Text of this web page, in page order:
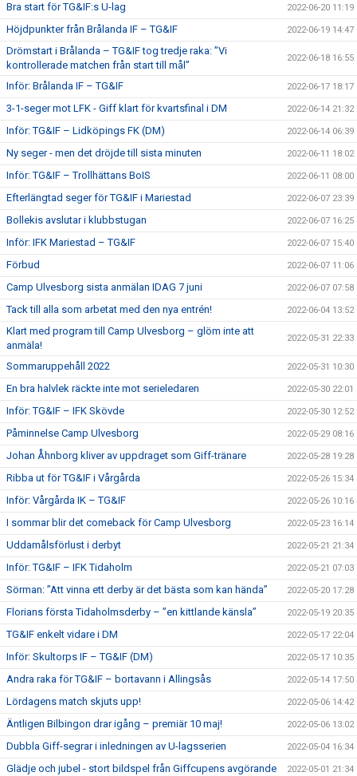
Bra start för TG&IF:s U-lag 2022-06-20 11:19
Höjdpunkter från Brålanda IF – TG&IF 2022-06-19 14:47
Drömstart i Brålanda – TG&IF tog tredje raka: ”Vi
kontrollerade matchen från start till mål”
2022-06-18 16:55
Inför: Brålanda IF – TG&IF 2022-06-17 18:17
3-1-seger mot LFK - Giff klart för kvartsfinal i DM 2022-06-14 21:32
Inför: TG&IF – Lidköpings FK (DM) 2022-06-14 06:39
Ny seger - men det dröjde till sista minuten 2022-06-11 18:02
Inför: TG&IF – Trollhättans BoIS 2022-06-11 08:00
Efterlängtad seger för TG&IF i Mariestad 2022-06-07 23:39
Bollekis avslutar i klubbstugan 2022-06-07 16:25
Inför: IFK Mariestad – TG&IF 2022-06-07 15:40
Förbud 2022-06-07 11:06
Camp Ulvesborg sista anmälan IDAG 7 juni 2022-06-07 07:58
Tack till alla som arbetat med den nya entrén! 2022-06-04 13:52
Klart med program till Camp Ulvesborg – glöm inte att
anmäla!
2022-05-31 22:33
Sommaruppehåll 2022 2022-05-31 10:30
En bra halvlek räckte inte mot serieledaren 2022-05-30 22:01
Inför: TG&IF – IFK Skövde 2022-05-30 12:52
Påminnelse Camp Ulvesborg 2022-05-29 08:16
Johan Åhnborg kliver av uppdraget som Giff-tränare 2022-05-28 19:28
Ribba ut för TG&IF i Vårgårda 2022-05-26 15:34
Inför: Vårgårda IK – TG&IF 2022-05-26 10:16
I sommar blir det comeback för Camp Ulvesborg 2022-05-23 16:14
Uddamålsförlust i derbyt 2022-05-21 21:34
Inför: TG&IF – IFK Tidaholm 2022-05-21 07:03
Sörman: ”Att vinna ett derby är det bästa som kan hända” 2022-05-20 17:28
Florians första Tidaholmsderby – ”en kittlande känsla” 2022-05-19 20:35
TG&IF enkelt vidare i DM 2022-05-17 22:04
Inför: Skultorps IF – TG&IF (DM) 2022-05-17 10:35
Andra raka för TG&IF – bortavann i Allingsås 2022-05-14 17:50
Lördagens match skjuts upp! 2022-05-06 14:42
Äntligen Bilbingon drar igång – premiär 10 maj! 2022-05-06 13:02
Dubbla Giff-segrar i inledningen av U-lagsserien 2022-05-04 16:34
Glädje och jubel - stort bildspel från Giffcupens avgörande 2022-05-01 21:34